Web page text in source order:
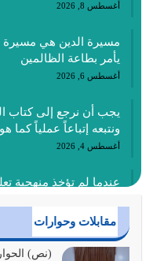
أغسطس 8, 2026
مسيرة الدين هي مسيرة
يأمر بطاعة الظالمين
أغسطس 6, 2026
يجب أن نرجع إلى كتاب
ونتبعه إتباعاً عملياً كما
أغسطس 4, 2026
عندما لم تؤخذ منهجية
أغسطس 3, 2026
الغاية من الصلاة هو ذكر
مقابلات وحوارات
(نص) الحوار